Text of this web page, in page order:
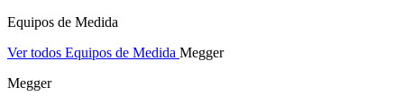
Equipos de Medida
Ver todos Equipos de Medida Megger
Megger